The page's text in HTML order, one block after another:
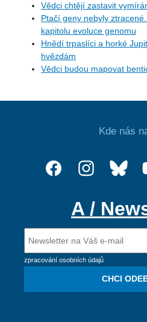
Vědci chtějí zastavit
Ptačí geny nebyly
kapitolu evoluce genomu
Hnědí trpaslíci a horké
hvězdám
Vědci budou mapovat
Kde nás
A /
zpracování osobních údajů
CHCI